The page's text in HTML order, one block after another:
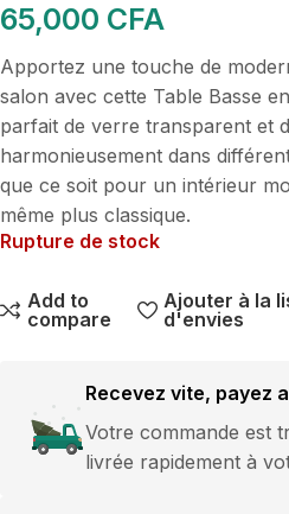
65,000 CFA
Apportez une touche de
salon avec cette Table Basse
parfait de verre transparent et
harmonieusement dans
que ce soit pour un intérieur
même plus classique.
Rupture de stock
Add to
compare
Ajouter à la
d'envies
Recevez vite, payez
Votre commande est
livrée rapidement à